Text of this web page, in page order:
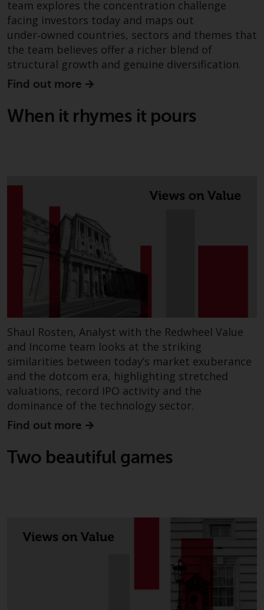
zukünftige Wertentwicklung. Der
Wert von Wertpapieren und die
daraus erzielten Erträge können
sowohl fallen als auch steigen.
Mit Investitionen in die von
Redwheel und seinen
verbundenen Unternehmen
Dienstleistungen sind erhebliche
Fremdwährungen lautenden
Finanzinstrumenten auswirken.
Bestimmte Anlagen,
insbesondere alternative Fonds
und Emerging Markets,
beinhalten ein
überdurchschnittliches Risiko und
sind als langfristig anzusehen.
Derivative Instrumente können
mit einem hohen Risiko
verbunden sein. Unterschiedliche
Arten von Fonds oder Anlagen
weisen unterschiedliche
Risikograde auf.
Änderungen am Inhalt
Die auf dieser Website
Vorankündigung geändert
werden und es wird keine
Garantie hinsichtlich ihrer
Genauigkeit, Vollständigkeit oder
Eignung für einen bestimmten
Zweck übernommen. Redwheel
hat seine eigenen Ansichten und
team explores the concentration challenge
facing investors today and maps out
under‑owned countries, sectors and themes that
the team believes offer a richer blend of
structural growth and genuine diversification.
Find out more
When it rhymes it pours
Shaul Rosten, Analyst with the Redwheel Value
and Income team looks at the striking
similarities between today’s market exuberance
and the dotcom era, highlighting stretched
valuations, record IPO activity and the
dominance of the technology sector.
Find out more
Two beautiful games